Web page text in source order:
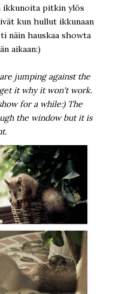
ikkunoita pitkin ylös
kun hullut ikkunaan
näin hauskaa showta
aikaan:)
jumping against the
it why it won't work.
for a while:) The
the window but it is